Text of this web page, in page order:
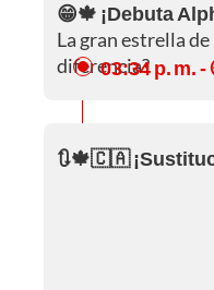
😁🍁 ¡Debuta
La gran estrella
diferencia?
03:34 p. m.-
🔃🍁🇨🇦